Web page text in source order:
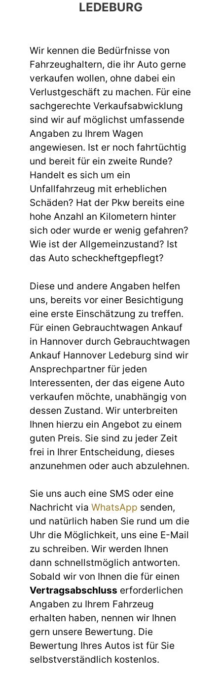
LEDEBURG
Wir kennen die Bedürfnisse von
Fahrzeughaltern, die ihr Auto gerne
verkaufen wollen, ohne dabei ein
Verlustgeschäft zu machen. Für eine
sachgerechte Verkaufsabwicklung
sind wir auf möglichst umfassende
Angaben zu Ihrem Wagen
angewiesen. Ist er noch fahrtüchtig
und bereit für ein zweite Runde?
Handelt es sich um ein
Unfallfahrzeug mit erheblichen
Schäden? Hat der Pkw bereits eine
hohe Anzahl an Kilometern hinter
sich oder wurde er wenig gefahren?
Wie ist der Allgemeinzustand? Ist
das Auto scheckheftgepflegt?
Diese und andere Angaben helfen
uns, bereits vor einer Besichtigung
eine erste Einschätzung zu treffen.
Für einen Gebrauchtwagen Ankauf
in Hannover durch Gebrauchtwagen
Ankauf Hannover Ledeburg sind wir
Ansprechpartner für jeden
Interessenten, der das eigene Auto
verkaufen möchte, unabhängig von
dessen Zustand. Wir unterbreiten
Ihnen hierzu ein Angebot zu einem
guten Preis. Sie sind zu jeder Zeit
frei in Ihrer Entscheidung, dieses
anzunehmen oder auch abzulehnen.
Sie uns auch eine SMS oder eine
Nachricht via WhatsApp senden,
und natürlich haben Sie rund um die
Uhr die Möglichkeit, uns eine E-Mail
zu schreiben. Wir werden Ihnen
dann schnellstmöglich antworten.
Sobald wir von Ihnen die für einen
Vertragsabschluss erforderlichen
Angaben zu Ihrem Fahrzeug
erhalten haben, nennen wir Ihnen
gern unsere Bewertung. Die
Bewertung Ihres Autos ist für Sie
selbstverständlich kostenlos.